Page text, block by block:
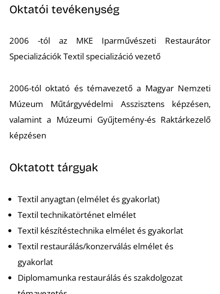
Oktatói tevékenység
2006 -tól az MKE Iparművészeti Restaurátor
Specializációk Textil specializáció vezető
2006-tól oktató és témavezető a Magyar Nemzeti
Múzeum Műtárgyvédelmi Asszisztens képzésen,
valamint a Múzeumi Gyűjtemény-és Raktárkezelő
képzésen
Oktatott tárgyak
Textil anyagtan (elmélet és gyakorlat)
Textil technikatörténet elmélet
Textil készítéstechnika elmélet és gyakorlat
Textil restaurálás/konzerválás elmélet és
gyakorlat
Diplomamunka restaurálás és szakdolgozat